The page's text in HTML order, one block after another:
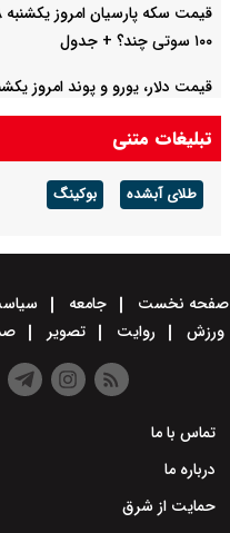
۱۰۰ سوتی چند؟ + جدول
قیمت خورد؟ + جدول
تبلیغات متنی
طلای آبشده بوکینگ
صفحه نخست جامعه
ورزش
روایت تصویر
تماس با ما
درباره ما
حمایت از شرق